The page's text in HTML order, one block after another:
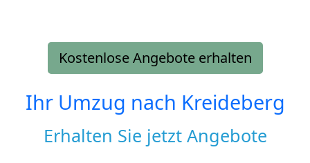
Kostenlose Angebote erhalten
Ihr Umzug nach Kreideberg
Erhalten Sie jetzt Angebote